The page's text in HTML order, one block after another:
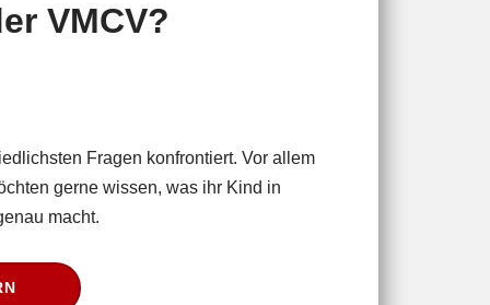
VMCV?
Fragen konfrontiert. Vor allem
gerne wissen, was ihr Kind in
macht.